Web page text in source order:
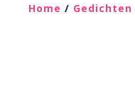
Home / Gedichten